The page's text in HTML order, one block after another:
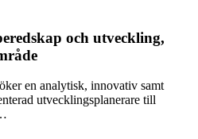
och utveckling,
en analytisk, innovativ samt
utvecklingsplanerare till